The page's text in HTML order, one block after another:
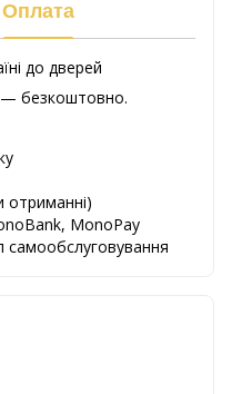
Оплата
до дверей
— безкоштовно.
отриманні)
MonoPay
самообслуговування